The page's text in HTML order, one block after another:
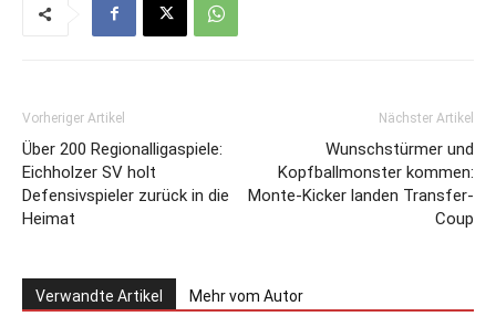
Vorheriger Artikel
Über 200 Regionalligaspiele:
Eichholzer SV holt
Defensivspieler zurück in die
Heimat
Nächster Artikel
Wunschstürmer und
Kopfballmonster kommen:
Monte-Kicker landen Transfer-
Coup
Verwandte Artikel Mehr vom Autor